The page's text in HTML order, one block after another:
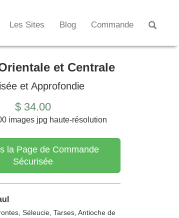
Les Sites Blog Commande
et Centrale
et Approfondie
$ 34.00
images jpg haute-résolution
la Page de Commande
Sécurisée
Séleucie, Tarses, Antioche de